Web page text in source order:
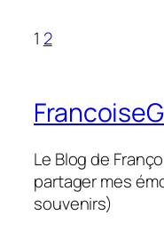
1 2
Le Blog de
partager mes
souvenirs)